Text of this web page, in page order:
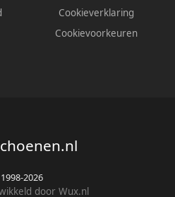
Cookieverklaring
Cookievoorkeuren
2026
door Wux.nl